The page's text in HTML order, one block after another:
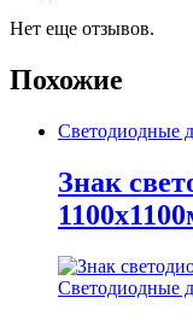
Нет еще отзывов.
Похожие
Светодиодные
Знак
Светодиодные